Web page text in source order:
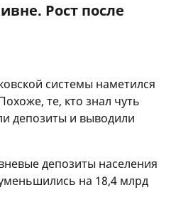
Рост после
системы наметился
те, кто знал чуть
депозиты и выводили
депозиты населения
на 18,4 млрд